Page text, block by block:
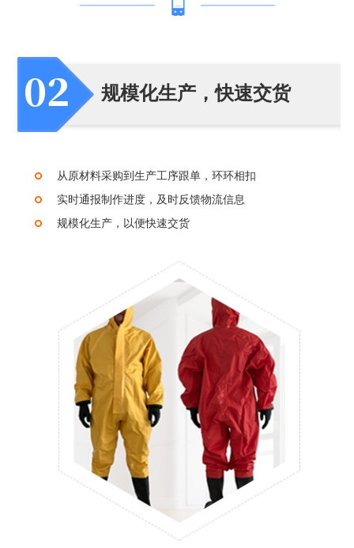
规模化生产，快速交货
从原材料采购到生产工序跟单，环环相扣
实时通报制作进度，及时反馈物流信息
规模化生产，以便快速交货